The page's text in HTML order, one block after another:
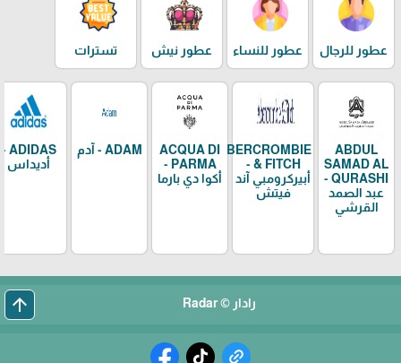
عطور للرجال عطور للنساء عطور نيش تسترات
ABDUL
SAMAD AL
QURASHI -
عبد الصمد
القرشي
ABERCROMBIE
& FITCH -
أبيركرومبي آند
فيتش
ACQUA DI
PARMA -
أكوا دي بارما
ADAM - آدم
ADIDAS -
أديداس
رادار © Radar arrow_upward